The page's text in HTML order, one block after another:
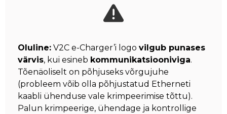
Oluline: V2C e-Charger’i logo vilgub punases
värvis, kui esineb kommunikatsiooniviga.
Tõenäoliselt on põhjuseks võrgujuhe
(probleem võib olla põhjustatud Etherneti
kaabli ühenduse vale krimpeerimise tõttu).
Palun krimpeerige, ühendage ja kontrollige